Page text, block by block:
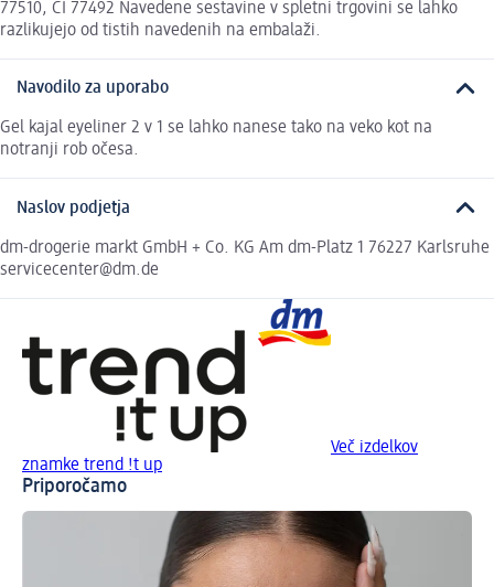
77510, CI 77492 Navedene sestavine v spletni trgovini se lahko
razlikujejo od tistih navedenih na embalaži.
Navodilo za uporabo
Gel kajal eyeliner 2 v 1 se lahko nanese tako na veko kot na
notranji rob očesa.
Naslov podjetja
dm-drogerie markt GmbH + Co. KG Am dm-Platz 1 76227 Karlsruhe
servicecenter@dm.de
Več izdelkov
znamke trend !t up
Priporočamo